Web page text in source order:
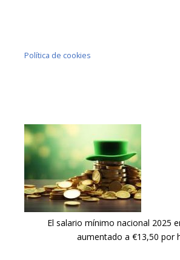
Política de cookies
El salario mínimo nacional 2025
aumentado a €13,50 por